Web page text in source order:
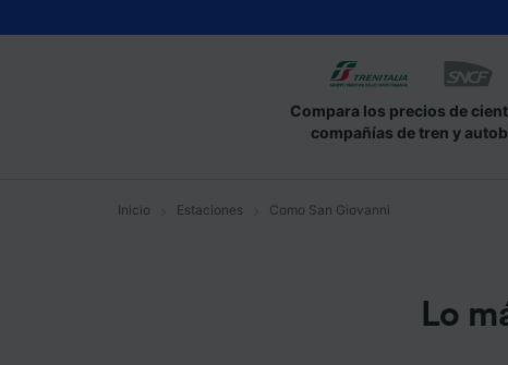
Compara los precios de
compañías de tren y
Inicio Estaciones Como San Giovanni
Lo